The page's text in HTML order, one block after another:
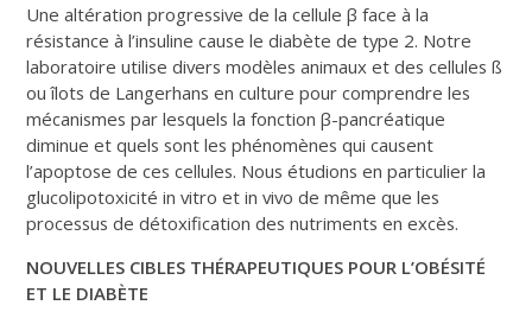
Une altération progressive de la cellule β face à la
résistance à l’insuline cause le diabète de type 2. Notre
laboratoire utilise divers modèles animaux et des cellules ß
ou îlots de Langerhans en culture pour comprendre les
mécanismes par lesquels la fonction β-pancréatique
diminue et quels sont les phénomènes qui causent
l’apoptose de ces cellules. Nous étudions en particulier la
glucolipotoxicité in vitro et in vivo de même que les
processus de détoxification des nutriments en excès.
NOUVELLES CIBLES THÉRAPEUTIQUES POUR L’OBÉSITÉ
ET LE DIABÈTE